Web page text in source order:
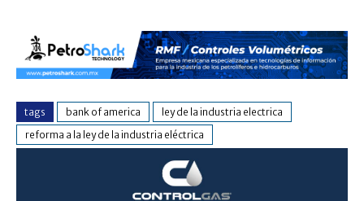
tags bank of america
ley de la industria electrica
reforma a la ley de la industria eléctrica